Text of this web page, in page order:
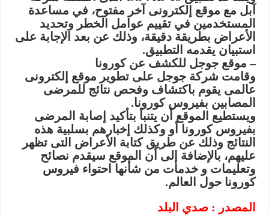
آبل مع موقع إلكترونى آخر مفتوح، في مساعدة
المستخدمين في تقييم عوامل الخطر وتحديد
الأعراض بطريقة دقيقة، وذلك عن بعد الإجابة على
استبيان يقدمه التطبيق.
– موقع جوجل للكشف عن كورونا
وقامت شركة جوجل على تطوير موقع إلكترونى
عالمى يقوم باكتشاف وفحص نتائج للمرضى
المصابين بفيروس كورونا.
ويستطيع الموقع أن يتنبأ بتأكيد إصابة المرضى
بفيروس كورونا أو وكذلك إخبارهم بسلبية هذه
النتائج وذلك عن طريق كتابة الأعراض التى تظهر
عليهم، بالإضافة إلى أن الموقع سيقدم نصائح
وتعليمات و خدمات من شأنها احتواء فيروس
كورونا حول العالم.
المصدر : صدي البلد